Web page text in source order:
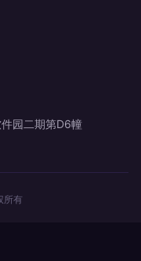
园二期第D6幢
所有